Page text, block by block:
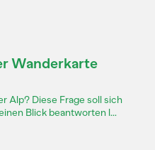
Wanderkarte
Alp? Diese Frage soll sich
Blick beantworten l...